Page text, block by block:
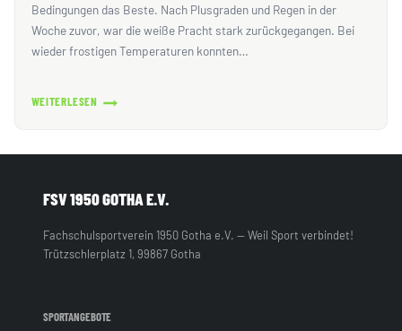
Bedingungen das Beste. Nach Plusgraden und Regen in der
Woche zuvor, war die weiße Pracht stark zurückgegangen. Bei
wieder frostigen Temperaturen konnten…
WEITERLESEN
WET-
FSV 1950 GOTHA E.V.
Fachschulsportverein 1950 Gotha e.V. — Weil Sport verbindet!
Trützschlerplatz 1, 99867 Gotha
SPORTANGEBOTE